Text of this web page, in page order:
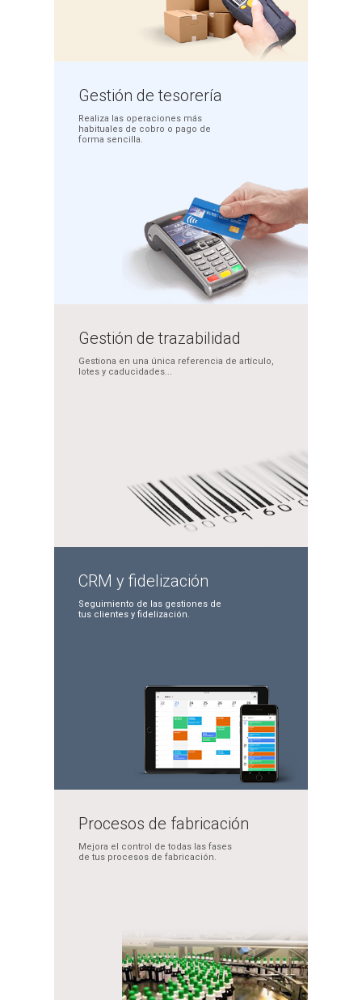
Gestiónde tesorería
Realiza las operaciones más
habituales de cobro o pago de
forma sencilla.
Gestión detrazabilidad
Gestiona en una única referencia de artículo,
lotes y caducidades...
CRM y fidelización
Seguimiento de las gestiones de
tus clientesy fidelización.
Procesos de fabricación
Mejora el control de todas las fases
de tus procesos de fabricación.